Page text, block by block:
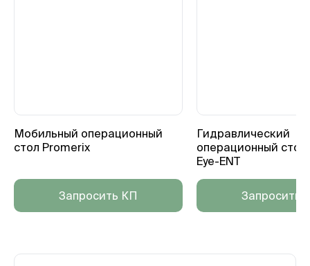
Мобильный операционный
стол Promerix
Запросить КП
Гидравлический
операционный стол
Eye-ENT
Запросить